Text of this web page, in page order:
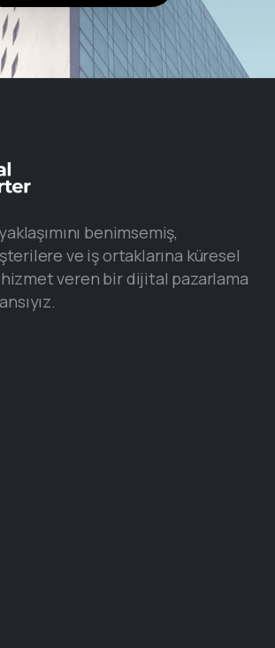
benimsemiş,
ve iş ortaklarına küresel
veren bir dijital pazarlama